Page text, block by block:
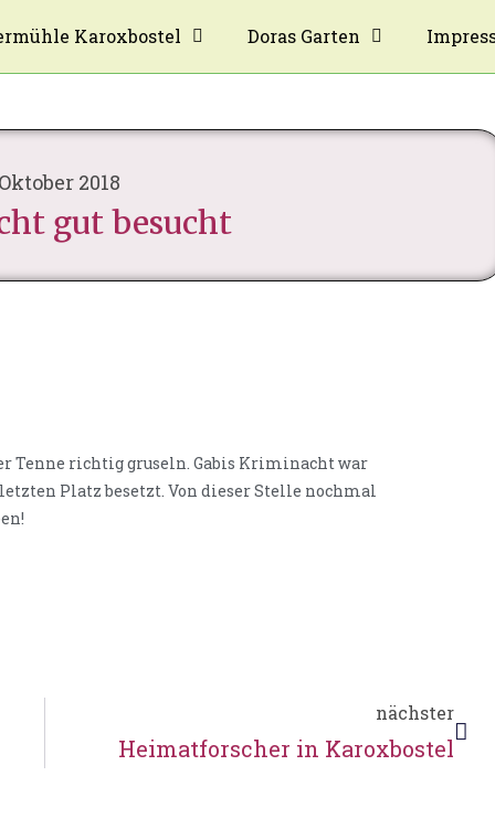
Karoxbostel Doras Garten
2018
gut besucht
Tenne richtig gruseln. Gabis Kriminacht war
Platz besetzt. Von dieser Stelle nochmal
nächster
Heimatforscher in Karoxbostel